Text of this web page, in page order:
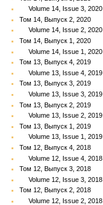
Volume 14, Issue 3, 2020
Том 14, Выпуск 2, 2020
Volume 14, Issue 2, 2020
Том 14, Выпуск 1, 2020
Volume 14, Issue 1, 2020
Том 13, Выпуск 4, 2019
Volume 13, Issue 4, 2019
Том 13, Выпуск 3, 2019
Volume 13, Issue 3, 2019
Том 13, Выпуск 2, 2019
Volume 13, Issue 2, 2019
Том 13, Выпуск 1, 2019
Volume 13, Issue 1, 2019
Том 12, Выпуск 4, 2018
Volume 12, Issue 4, 2018
Том 12, Выпуск 3, 2018
Volume 12, Issue 3, 2018
Том 12, Выпуск 2, 2018
Volume 12, Issue 2, 2018